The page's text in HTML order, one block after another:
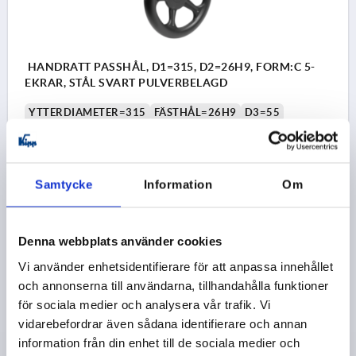
Samtycke Information Om
Denna webbplats använder cookies
Vi använder enhetsidentifierare för att anpassa innehållet
och annonserna till användarna, tillhandahålla funktioner
för sociala medier och analysera vår trafik. Vi
vidarebefordrar även sådana identifierare och annan
information från din enhet till de sociala medier och
HANDRATT PASSHÅL, D1=315, D2=26H9, FORM:C 5-
EKRAR, STÅL SVART PULVERBELAGD
YTTERDIAMETER=315 FÄSTHÅL=26H9
D3=55
FORM=C
L2=33
HÖJD=64
exkl. leveranskostnader
K1875 C